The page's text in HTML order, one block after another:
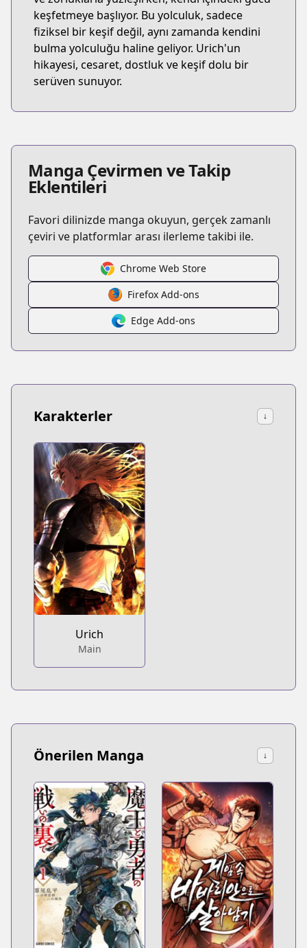
keşfetmeye başlıyor. Bu yolculuk, sadece
fiziksel bir keşif değil, aynı zamanda kendini
bulma yolculuğu haline geliyor. Urich'un
hikayesi, cesaret, dostluk ve keşif dolu bir
serüven sunuyor.
Manga Çevirmen ve Takip
Eklentileri
Favori dilinizde manga okuyun, gerçek zamanlı
çeviri ve platformlar arası ilerleme takibi ile.
Chrome Web Store
Firefox Add-ons
Edge Add-ons
Karakterler ↓
Urich
Main
Önerilen Manga ↓